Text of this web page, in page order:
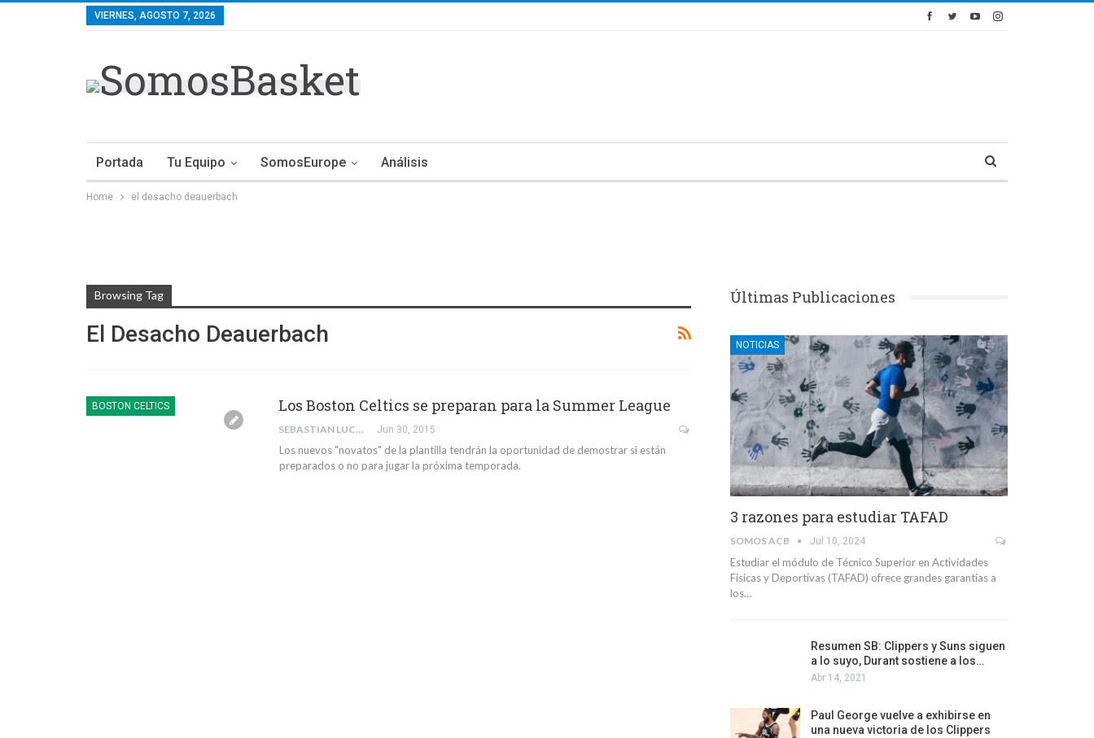
VIERNES, AGOSTO 7, 2026
Portada Tu Equipo SomosEurope Análisis
Home el desacho deauerbach
Browsing Tag
El Desacho Deauerbach
BOSTON CELTICS Los Boston Celtics se preparan para la Summer League
SEBASTIAN LUCERO Jun 30, 2015
Los nuevos "novatos" de la plantilla tendrán la oportunidad de demostrar si están
preparados o no para jugar la próxima temporada.
Últimas Publicaciones
NOTICIAS
3 razones para estudiar TAFAD
SOMOS ACB Jul 10, 2024
Estudiar el módulo de Técnico Superior en Actividades
Físicas y Deportivas (TAFAD) ofrece grandes garantías a
los…
Resumen SB: Clippers y Suns siguen
a lo suyo, Durant sostiene a los…
Abr 14, 2021
Paul George vuelve a exhibirse en
una nueva victoria de los Clippers